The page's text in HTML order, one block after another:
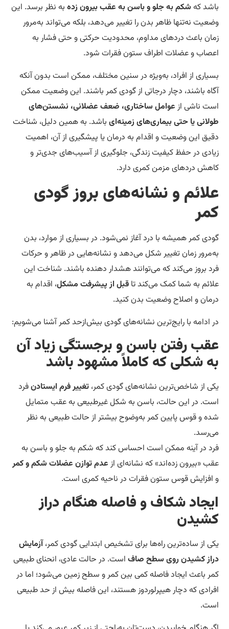
کهشکم به جلو و باسن به عقب بیرون زدهبه نظر برسد. این
نه‌تنها ظاهر بدن را تغییر می‌دهد، بلکه می‌تواند به‌مرور
باعث دردهای مداوم، محدودیت حرکتی و حتی فشار به
و عضلات اطراف ستون فقرات شود.
از افراد، به‌ویژه در سنین مختلف، ممکن است بدون آنکه
باشند، دچار درجاتی از گودی کمر باشند. این وضعیت ممکن
ناشی ازعوامل ساختاری، ضعف عضلانی، نشستن‌های
یا حتی بیماری‌های زمینه‌ایباشد. به همین دلیل، شناخت
این وضعیت و اقدام به درمان یا پیشگیری از آن، اهمیت
در حفظ کیفیت زندگی، جلوگیری از آسیب‌های جدی‌تر و
دردهای مزمن کمری دارد.
و نشانه‌های بروز گودی
کمر همیشه با درد آغاز نمی‌شود. در بسیاری از موارد، بدن
زمان تغییر شکل می‌دهد و نشانه‌هایی در ظاهر و حرکات
بروز می‌کند که می‌توانند هشدار دهنده باشند. شناخت این
به شما کمک می‌کند تاقبل از پیشرفت مشکل، اقدام به
و اصلاح وضعیت بدن کنید.
ادامه با رایج‌ترین نشانه‌های گودی بیش‌ازحد کمر آشنا می‌شویم:
رفتن باسن و برجستگی زیاد آن
شکلی که کاملاً مشهود باشد
از شاخص‌ترین نشانه‌های گودی کمر،تغییر فرم ایستادنفرد
در این حالت، باسن به شکل غیرطبیعی به عقب متمایل
و قوس پایین کمر به‌وضوح بیشتر از حالت طبیعی به نظر
در آینه ممکن است احساس کند که شکم به جلو و باسن به
«بیرون زده‌اند» که نشانه‌ای ازعدم توازن عضلات شکم و کمر
قوس ستون فقرات در ناحیه کمری است.
شکاف و فاصله هنگام دراز
از ساده‌ترین راه‌ها برای تشخیص ابتدایی گودی کمر،آزمایش
کشیدن روی سطح صافاست. در حالت عادی، انحنای طبیعی
باعث ایجاد فاصله کمی بین کمر و سطح زمین می‌شود؛ اما در
که دچار هیپرلوردوز هستند، این فاصله بیش از حد طبیعی